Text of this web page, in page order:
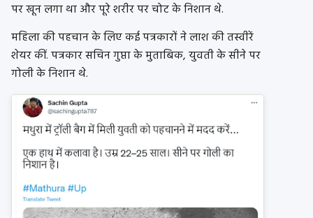
पर खून लगा था और पूरे शरीर पर चोट के निशान थे.
महिला की पहचान के लिए कई पत्रकारों ने लाश की तस्वीरें
शेयर कीं. पत्रकार सचिन गुप्ता के मुताबिक, युवती के सीने पर
गोली के निशान थे.